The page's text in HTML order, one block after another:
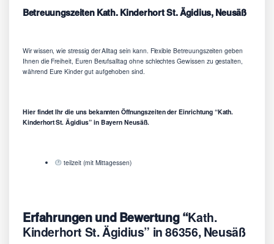
Betreuungszeiten Kath. Kinderhort St. Ägidius, Neusäß
Wir wissen, wie stressig der Alltag sein kann. Flexible Betreuungszeiten geben
Ihnen die Freiheit, Euren Berufsalltag ohne schlechtes Gewissen zu gestalten,
während Eure Kinder gut aufgehoben sind.
Hier findet Ihr die uns bekannten Öffnungszeiten der Einrichtung “Kath.
Kinderhort St. Ägidius” in Bayern Neusäß.
teilzeit (mit Mittagessen)
Erfahrungen und Bewertung “Kath.
Kinderhort St. Ägidius” in 86356, Neusäß